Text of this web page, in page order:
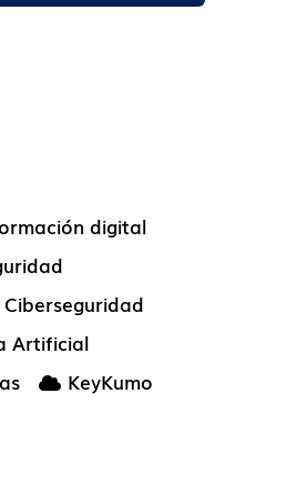
digital
Ciberseguridad
Artificial
KeyKumo